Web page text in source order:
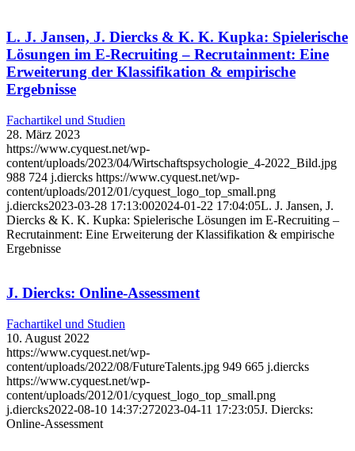
L. J. Jansen, J. Diercks & K. K. Kupka: Spielerische
Lösungen im E-Recruiting – Recrutainment: Eine
Erweiterung der Klassifikation & empirische
Ergebnisse
Fachartikel und Studien
28. März 2023
https://www.cyquest.net/wp-
content/uploads/2023/04/Wirtschaftspsychologie_4-2022_Bild.jpg
988 724 j.diercks https://www.cyquest.net/wp-
content/uploads/2012/01/cyquest_logo_top_small.png
j.diercks2023-03-28 17:13:002024-01-22 17:04:05L. J. Jansen, J.
Diercks & K. K. Kupka: Spielerische Lösungen im E-Recruiting –
Recrutainment: Eine Erweiterung der Klassifikation & empirische
Ergebnisse
J. Diercks: Online-Assessment
Fachartikel und Studien
10. August 2022
https://www.cyquest.net/wp-
content/uploads/2022/08/FutureTalents.jpg 949 665 j.diercks
https://www.cyquest.net/wp-
content/uploads/2012/01/cyquest_logo_top_small.png
j.diercks2022-08-10 14:37:272023-04-11 17:23:05J. Diercks:
Online-Assessment